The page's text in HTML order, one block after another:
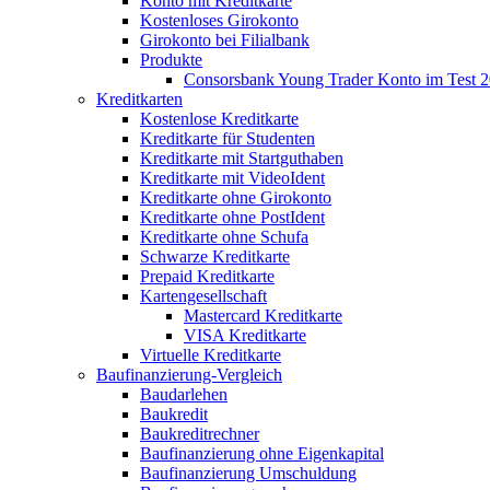
Kostenloses Girokonto
Girokonto bei Filialbank
Produkte
Consorsbank Young Trader Konto im Test
Kreditkarten
Kostenlose Kreditkarte
Kreditkarte für Studenten
Kreditkarte mit Startguthaben
Kreditkarte mit VideoIdent
Kreditkarte ohne Girokonto
Kreditkarte ohne PostIdent
Kreditkarte ohne Schufa
Schwarze Kreditkarte
Prepaid Kreditkarte
Kartengesellschaft
Mastercard Kreditkarte
VISA Kreditkarte
Virtuelle Kreditkarte
Baufinanzierung-Vergleich
Baudarlehen
Baukredit
Baukreditrechner
Baufinanzierung ohne Eigenkapital
Baufinanzierung Umschuldung